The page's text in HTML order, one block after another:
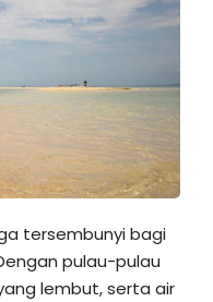
tersembunyi bagi
pulau-pulau
lembut, serta air